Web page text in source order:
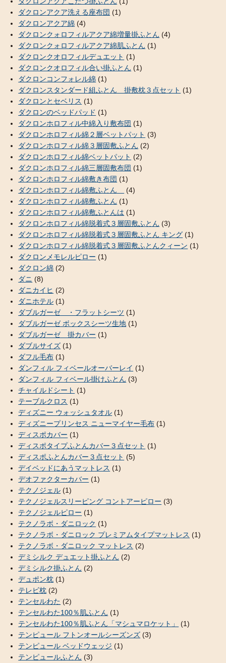
ダクロンアクア洗える座布団 (1)
ダクロンアクア綿 (4)
ダクロンクォロフィルアクア綿増量掛ふとん (4)
ダクロンクォロフィルアクア綿肌ふとん (1)
ダクロンクオロフィルデュエット (1)
ダクロンクオロフィル合い掛ふとん (1)
ダクロンコンフォレル綿 (1)
ダクロンスタンダード組ふとん 掛敷枕３点セット (1)
ダクロンとセベリス (1)
ダクロンのベッドパッド (1)
ダクロンホロフィル中綿入り敷布団 (1)
ダクロンホロフィル綿２層ベットパット (3)
ダクロンホロフィル綿３層固敷ふとん (2)
ダクロンホロフィル綿ベットパット (2)
ダクロンホロフィル綿三層固敷布団 (1)
ダクロンホロフィル綿敷き布団 (1)
ダクロンホロフィル綿敷ふとん
(4)
ダクロンホロフィル綿敷ふとん (1)
ダクロンホロフィル綿敷ふとんは (1)
ダクロンホロフィル綿脱着式３層固敷ふとん (3)
ダクロンホロフィル綿脱着式３層固敷ふとん キング (1)
ダクロンホロフィル綿脱着式３層固敷ふとんクィーン (1)
ダクロンメモレルピロー (1)
ダクロン綿 (2)
ダニ (8)
ダニカイヒ (2)
ダニホテル (1)
ダブルガーゼ ・フラットシーツ (1)
ダブルガーゼ ボックスシーツ生地 (1)
ダブルガーゼ 掛カバー (1)
ダブルサイズ (1)
ダフル毛布 (1)
ダンフィル フィベールオーバーレイ (1)
ダンフィル フィベール掛けふとん (3)
チャイルドシート (1)
テーブルクロス (1)
ディズニー ウォッシュタオル (1)
ディズニープリンセス ニューマイヤー毛布 (1)
ディスポカバー (1)
ディスポタイプふとんカバー３点セット (1)
ディスポふとんカバー３点セット (5)
デイベッドにあうマットレス (1)
デオファクターカバー (1)
テクノジェル (1)
テクノジェルスリーピング コントアーピロー (3)
テクノジェルピロー (1)
テクノラボ・ダニロック (1)
テクノラボ・ダニロック プレミアムタイプマットレス (1)
テクノラボ・ダニロック マットレス (2)
デミシルク デュエット掛ふとん (2)
デミシルク掛ふとん (2)
デュポン枕 (1)
テレビ枕 (2)
テンセルわた (2)
テンセルわた100％肌ふとん (1)
テンセルわた100％肌ふとん「マシュマロケット」
(1)
テンピュール フトンオールシーズンズ (3)
テンピュール ベッドウェッジ (1)
テンピュールふとん (3)